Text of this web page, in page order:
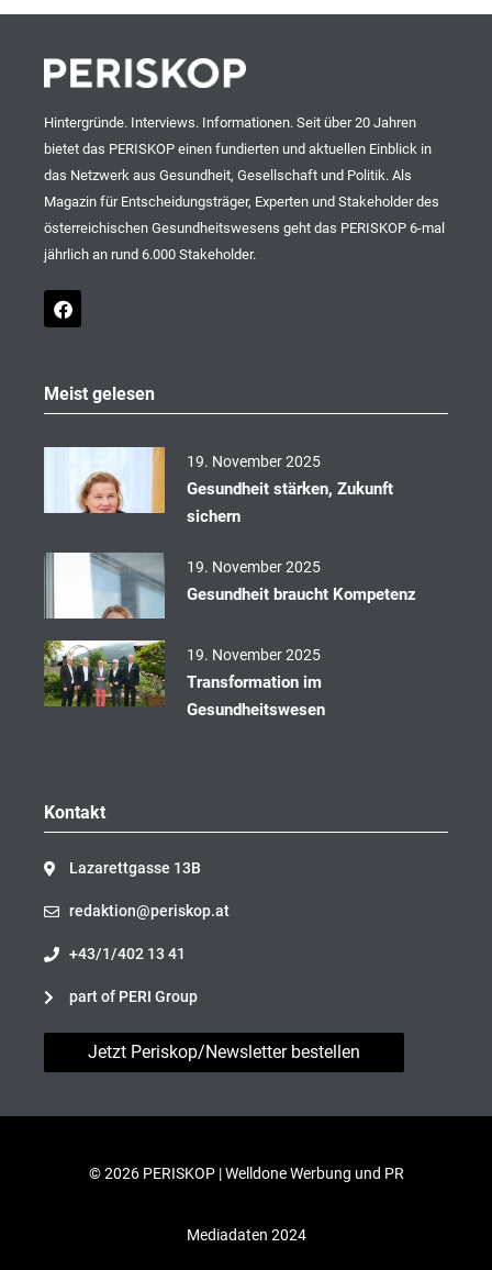
Hintergründe. Interviews. Informationen. Seit über 20 Jahren
bietet das PERISKOP einen fundierten und aktuellen Einblick in
das Netzwerk aus Gesundheit, Gesellschaft und Politik. Als
Magazin für Entscheidungsträger, Experten und Stakeholder des
österreichischen Gesundheitswesens geht das PERISKOP 6-mal
jährlich an rund 6.000 Stakeholder.
F
a
o
o
Meist gelesen
19. November 2025
Gesundheit stärken, Zukunft
sichern
19. November 2025
Gesundheit braucht Kompetenz
19. November 2025
Transformation im
Gesundheitswesen
Kontakt
Lazarettgasse 13B
redaktion@periskop.at
+43/1/402 13 41
part of PERI Group
Jetzt Periskop/Newsletter bestellen
© 2026 PERISKOP |Welldone Werbung und PR
Mediadaten 2024